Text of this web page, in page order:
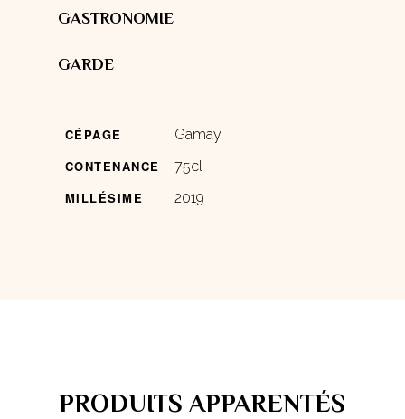
GASTRONOMIE
GARDE
CÉPAGE
Gamay
CONTENANCE
75cl
MILLÉSIME
2019
PRODUITS APPARENTÉS